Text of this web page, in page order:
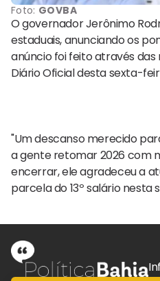
Foto: GOVBA
O governador Jerônimo
estaduais, anunciando os
anúncio foi feito através
Diário Oficial desta sexta-
"Um descanso merecido
a gente retomar 2026 com
encerrar, ele agradeceu a
parcela do 13º salário nesta